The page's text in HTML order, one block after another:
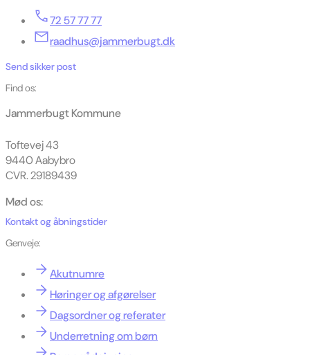
72 57 77 77
raadhus@jammerbugt.dk
Send sikker post
Find os:
Jammerbugt Kommune
Toftevej 43
9440 Aabybro
CVR. 29189439
Mød os:
Kontakt og åbningstider
Genveje:
Akutnumre
Høringer og afgørelser
Dagsordner og referater
Underretning om børn